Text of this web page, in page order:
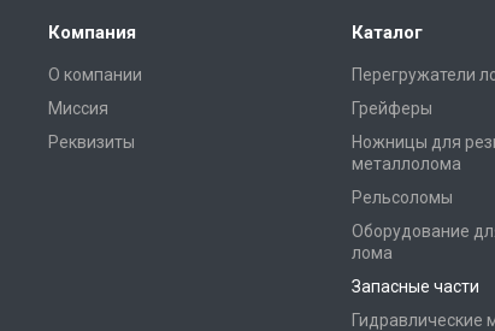
Компания
О компании
Миссия
Реквизиты
Каталог
Перегружатели
Грейферы
Ножницы для
металлолома
Рельсоломы
Оборудование
лома
Запасные части
Гидравлические